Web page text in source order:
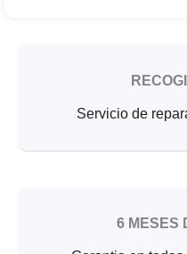
Servicio de
6 MESES